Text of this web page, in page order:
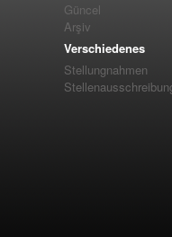
Güncel
Arşiv
Verschiedenes
Stellungnahmen